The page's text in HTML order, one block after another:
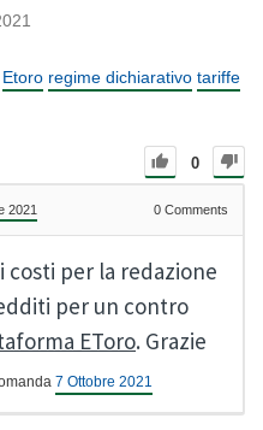
Etoro regime dichiarativo tariffe
0
2021 0 Comments
costi per la redazione
per un contro
EToro. Grazie
7 Ottobre 2021